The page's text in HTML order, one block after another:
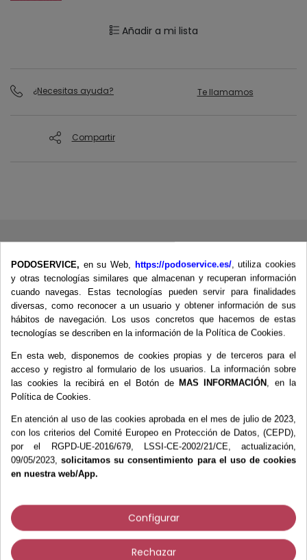
Añadir a mi lista
¿Necesitas ayuda? Te llamamos
Compartir
Más información
Pinza Halstead-Mosquito Curva C/D 12 cm.
Aesculap (BH121R)
Los clientes que compraron este
PODOSERVICE, en su Web, https://podoservice.es/, utiliza cookies
y otras tecnologías similares que almacenan y recuperan información
cuando navegas. Estas tecnologías pueden servir para finalidades
diversas, como reconocer a un usuario y obtener información de sus
hábitos de navegación. Los usos concretos que hacemos de estas
tecnologías se describen en la información de la Política de Cookies.
En esta web, disponemos de cookies propias y de terceros para el
acceso y registro al formulario de los usuarios. La información sobre
las cookies la recibirá en el Botón de MAS INFORMACIÓN, en la
Política de Cookies.
En atención al uso de las cookies aprobada en el mes de julio de 2023,
con los criterios del Comité Europeo en Protección de Datos, (CEPD),
por el RGPD-UE-2016/679, LSSI-CE-2002/21/CE, actualización,
09/05/2023,solicitamos su consentimiento para el uso de cookies
en nuestra web/App.
Configurar
Rechazar